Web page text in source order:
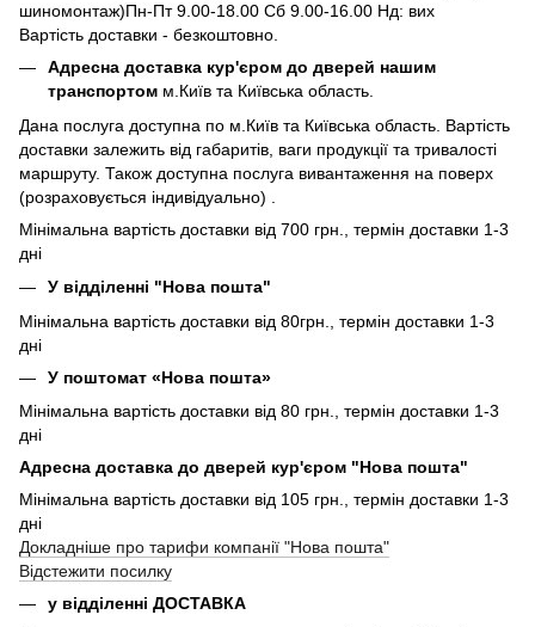
шиномонтаж)Пн-Пт 9.00-18.00 Сб 9.00-16.00 Нд: вих
Вартість доставки - безкоштовно.
Адресна доставка кур'єром до дверей нашим
транспортом м.Київ та Київська область.
Дана послуга доступна по м.Київ та Київська область. Вартість
доставки залежить від габаритів, ваги продукції та тривалості
маршруту. Також доступна послуга вивантаження на поверх
(розраховується індивідуально) .
Мінімальна вартість доставки від 700 грн., термін доставки 1-3
дні
У відділенні "Нова пошта"
Мінімальна вартість доставки від 80грн., термін доставки 1-3
дні
У поштомат «Нова пошта»
Мінімальна вартість доставки від 80 грн., термін доставки 1-3
дні
Адресна доставка до дверей кур'єром "Нова пошта"
Мінімальна вартість доставки від 105 грн., термін доставки 1-3
дні
Докладніше про тарифи компанії "Нова пошта"
Відстежити посилку
у відділенні ДОСТАВКА